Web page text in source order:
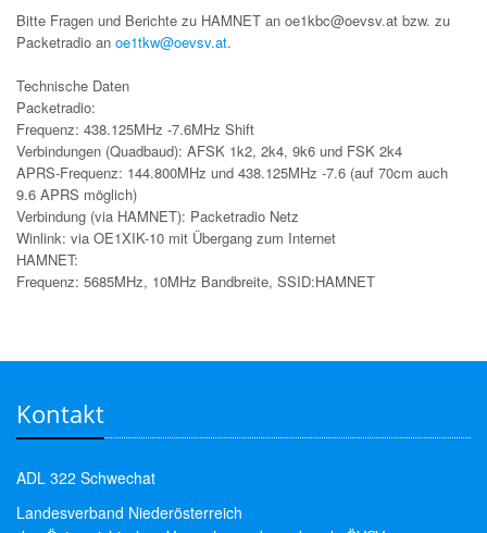
Bitte Fragen und Berichte zu HAMNET an oe1kbc@oevsv.at bzw. zu
Packetradio an oe1tkw@oevsv.at.
Technische Daten
Packetradio:
Frequenz: 438.125MHz -7.6MHz Shift
Verbindungen (Quadbaud): AFSK 1k2, 2k4, 9k6 und FSK 2k4
APRS-Frequenz: 144.800MHz und 438.125MHz -7.6 (auf 70cm auch
9.6 APRS möglich)
Verbindung (via HAMNET): Packetradio Netz
Winlink: via OE1XIK-10 mit Übergang zum Internet
HAMNET:
Frequenz: 5685MHz, 10MHz Bandbreite, SSID:HAMNET
Kontakt
ADL 322 Schwechat
Landesverband Niederösterreich